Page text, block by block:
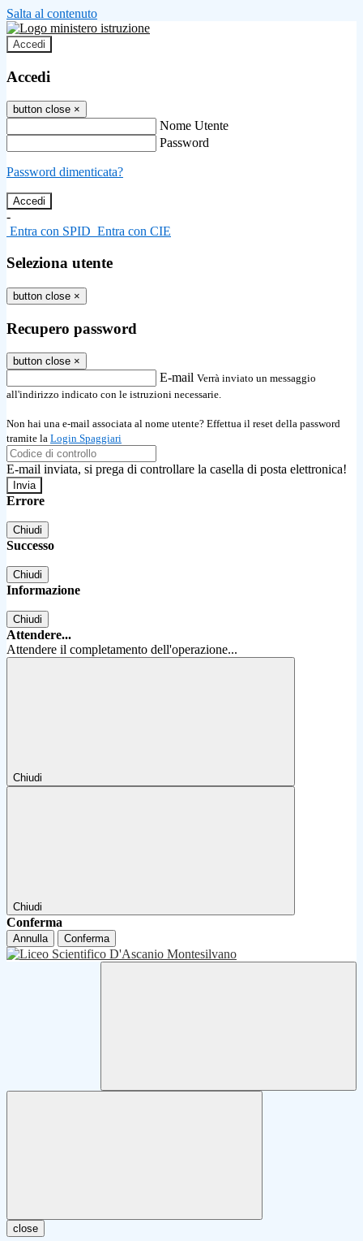
Salta al contenuto
Accedi
Accedi
button close ×
Nome Utente
Password
Password dimenticata?
-
Entra con SPID Entra con CIE
Seleziona utente
button close ×
Recupero password
button close ×
E-mail Verrà inviato un messaggio
all'indirizzo indicato con le istruzioni necessarie.
Non hai una e-mail associata al nome utente? Effettua il reset della password
tramite la Login Spaggiari
E-mail inviata, si prega di controllare la casella di posta elettronica!
Errore
Chiudi
Successo
Chiudi
Informazione
Chiudi
Attendere...
Attendere il completamento dell'operazione...
Chiudi
Chiudi
Conferma
Annulla Conferma
close